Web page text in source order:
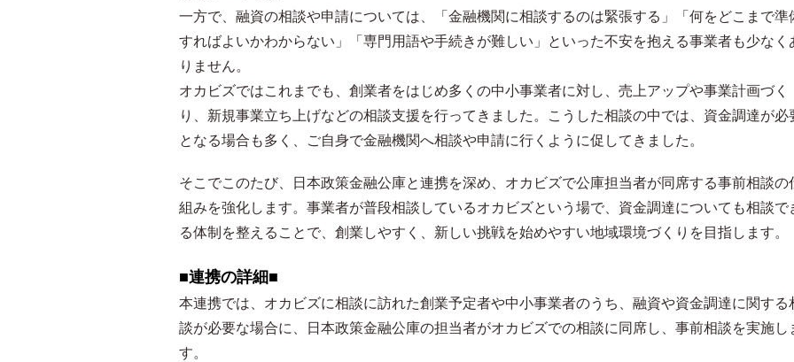
一方で、融資の相談や申請については、「金融機関に相談するのは緊張する」「何をどこまで準
すればよいかわからない」「専門用語や手続きが難しい」といった不安を抱える事業者も少なく
りません。
オカビズではこれまでも、創業者をはじめ多くの中小事業者に対し、売上アップや事業計画づく
り、新規事業立ち上げなどの相談支援を行ってきました。こうした相談の中では、資金調達が必
となる場合も多く、ご自身で金融機関へ相談や申請に行くように促してきました。
そこでこのたび、日本政策金融公庫と連携を深め、オカビズで公庫担当者が同席する事前相談の
組みを強化します。事業者が普段相談しているオカビズという場で、資金調達についても相談で
る体制を整えることで、創業しやすく、新しい挑戦を始めやすい地域環境づくりを目指します。
■連携の詳細■
本連携では、オカビズに相談に訪れた創業予定者や中小事業者のうち、融資や資金調達に関する
談が必要な場合に、日本政策金融公庫の担当者がオカビズでの相談に同席し、事前相談を実施し
す。